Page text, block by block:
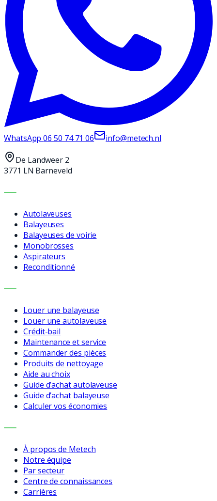
WhatsApp06 50 74 71 06 info@metech.nl
De Landweer 2
3771 LN Barneveld
MACHINES
Autolaveuses
Balayeuses
Balayeuses de voirie
Monobrosses
Aspirateurs
Reconditionné
SERVICES
Louer une balayeuse
Louer une autolaveuse
Crédit-bail
Maintenance et service
Commander des pièces
Produits de nettoyage
Aide au choix
Guide d’achat autolaveuse
Guide d’achat balayeuse
Calculer vos économies
ENTREPRISE
À propos de Metech
Notre équipe
Par secteur
Centre de connaissances
Carrières